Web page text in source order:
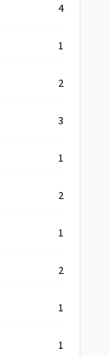
4
1
2
3
1
2
1
2
1
1